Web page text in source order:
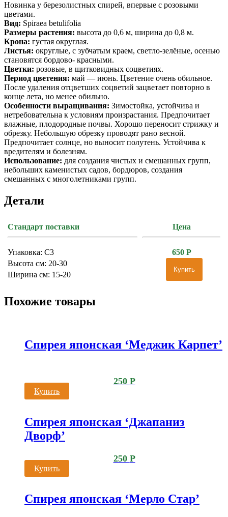
Новинка у березолистных спирей, впервые с розовыми
цветами.
Вид: Spiraea betulifolia
Размеры растения: высота до 0,6 м, ширина до 0,8 м.
Крона: густая округлая.
Листья: округлые, с зубчатым краем, светло-зелёные, осенью
становятся бордово- красными.
Цветки: розовые, в щитковидных соцветиях.
Период цветения: май — июнь. Цветение очень обильное.
После удаления отцветших соцветий зацветает повторно в
конце лета, но менее обильно.
Особенности выращивания: Зимостойка, устойчива и
нетребовательна к условиям произрастания. Предпочитает
влажные, плодородные почвы. Хорошо переносит стрижку и
обрезку. Небольшую обрезку проводят рано весной.
Предпочитает солнце, но выносит полутень. Устойчива к
вредителям и болезням.
Использование: для создания чистых и смешанных групп,
небольших каменистых садов, бордюров, создания
смешанных с многолетниками групп.
Детали
Стандарт поставки Цена
Упаковка: С3
Высота см: 20-30
Ширина см: 15-20
650 Р
Купить
Похожие товары
Спирея японская ‘Меджик Карпет’
250 Р
Купить
Спирея японская ‘Джапаниз
Дворф’
250 Р
Купить
Спирея японская ‘Мерло Стар’